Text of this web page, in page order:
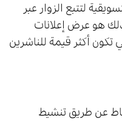
لتتبع الزوار عبر
هو عرض إعلانات
تكون أكثر قيمة للناشرين
عن طريق تنشيط